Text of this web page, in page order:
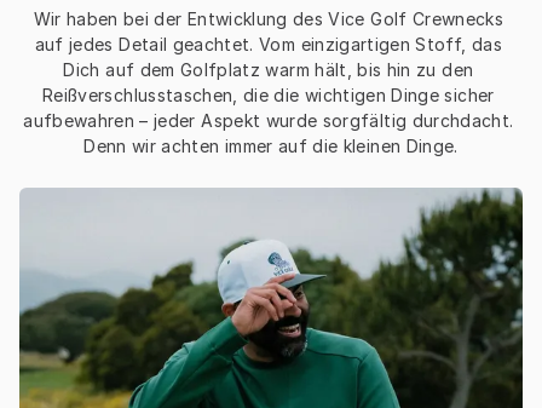
Wir haben bei der Entwicklung des Vice Golf Crewnecks
auf jedes Detail geachtet. Vom einzigartigen Stoff, das
Dich auf dem Golfplatz warm hält, bis hin zu den
Reißverschlusstaschen, die die wichtigen Dinge sicher
aufbewahren – jeder Aspekt wurde sorgfältig durchdacht.
Denn wir achten immer auf die kleinen Dinge.